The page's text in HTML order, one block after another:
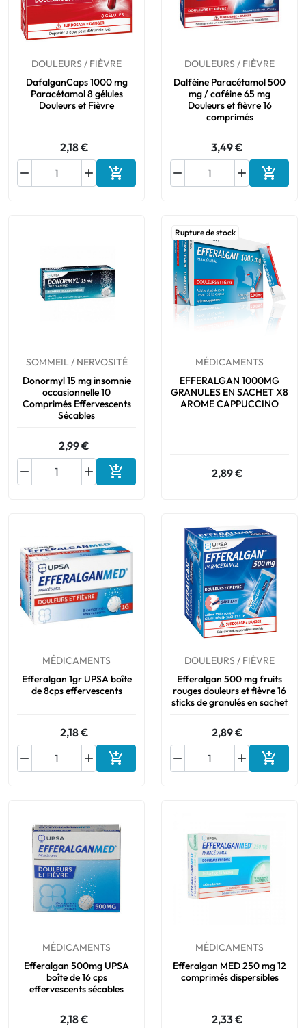
DOULEURS / FIÈVRE
DafalganCaps 1000 mg
Paracétamol 8 gélules
Douleurs et Fièvre
2,18 €

 Ajouter au panier
DOULEURS / FIÈVRE
Dalféine Paracétamol 500
mg / caféine 65 mg
Douleurs et fièvre 16
comprimés
3,49 €

 
SOMMEIL / NERVOSITÉ
Donormyl 15 mg insomnie
occasionnelle 10
Comprimés Effervescents
Sécables
2,99 €

 Ajouter au panier
Rupture de stock
MÉDICAMENTS
EFFERALGAN 1000MG
GRANULES EN SACHET X8
AROME CAPPUCCINO
2,89 €
MÉDICAMENTS
Efferalgan 1gr UPSA boîte
de 8cps effervescents
2,18 €

 Ajouter au panier
DOULEURS / FIÈVRE
Efferalgan 500 mg fruits
rouges douleurs et fièvre 16
sticks de granulés en sachet
2,89 €

 
MÉDICAMENTS
Efferalgan 500mg UPSA
boîte de 16 cps
effervescents sécables
2,18 €
MÉDICAMENTS
Efferalgan MED 250 mg 12
comprimés dispersibles
2,33 €